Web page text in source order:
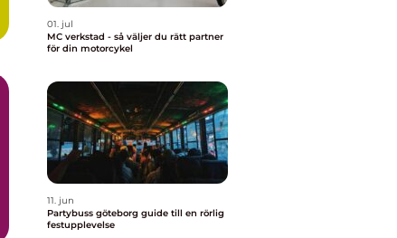
01. jul
MC verkstad - så väljer du rätt partner
för din motorcykel
11. jun
Partybuss göteborg guide till en rörlig
festupplevelse